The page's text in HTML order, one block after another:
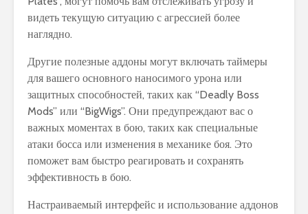
видеть текущую ситуацию с агрессией более
наглядно.
Другие полезные аддоны могут включать таймеры
для вашего основного наносимого урона или
защитных способностей, таких как “Deadly Boss
Mods” или “BigWigs”. Они предупреждают вас о
важных моментах в бою, таких как специальные
атаки босса или изменения в механике боя. Это
поможет вам быстро реагировать и сохранять
эффективность в бою.
Настраиваемый интерфейс и использование аддонов